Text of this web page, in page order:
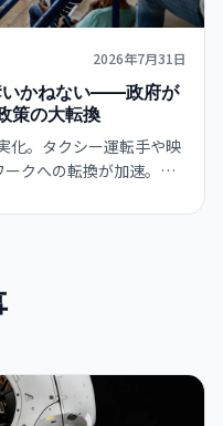
2026年7月31日
いかねない——政府が
策の大転換
化。タクシー運転手や映
クへの転換が加速。国
じを切った。